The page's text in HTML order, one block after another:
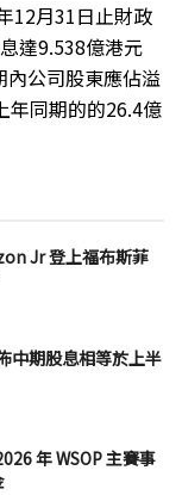
12月31日止財政
達9.538億港元
內公司股東應佔溢
年同期的的26.4億
Jr 登上福布斯菲
中期股息相等於上半
年 WSOP 主賽事